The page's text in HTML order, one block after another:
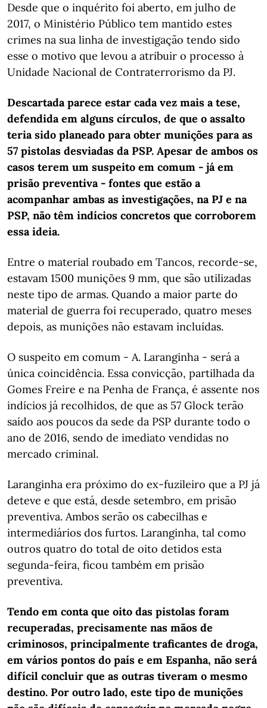
Desde que o inquérito foi aberto, em julho de
2017, o Ministério Público tem mantido estes
crimes na sua linha de investigação tendo sido
esse o motivo que levou a atribuir o processo à
Unidade Nacional de Contraterrorismo da PJ.
Descartada parece estar cada vez mais a tese,
defendida em alguns círculos, de que o assalto
teria sido planeado para obter munições para as
57 pistolas desviadas da PSP. Apesar de ambos os
casos terem um suspeito em comum - já em
prisão preventiva - fontes que estão a
acompanhar ambas as investigações, na PJ e na
PSP, não têm indícios concretos que corroborem
essa ideia.
Entre o material roubado em Tancos, recorde-se,
estavam 1500 munições 9 mm, que são utilizadas
neste tipo de armas. Quando a maior parte do
material de guerra foi recuperado, quatro meses
depois, as munições não estavam incluídas.
O suspeito em comum - A. Laranginha - será a
única coincidência. Essa convicção, partilhada da
Gomes Freire e na Penha de França, é assente nos
indícios já recolhidos, de que as 57 Glock terão
saído aos poucos da sede da PSP durante todo o
ano de 2016, sendo de imediato vendidas no
mercado criminal.
Laranginha era próximo do ex-fuzileiro que a PJ já
deteve e que está, desde setembro, em prisão
preventiva. Ambos serão os cabecilhas e
intermediários dos furtos. Laranginha, tal como
outros quatro do total de oito detidos esta
segunda-feira, ficou também em prisão
preventiva.
Tendo em conta que oito das pistolas foram
recuperadas, precisamente nas mãos de
criminosos, principalmente traficantes de droga,
em vários pontos do país e em Espanha, não será
difícil concluir que as outras tiveram o mesmo
destino. Por outro lado, este tipo de munições